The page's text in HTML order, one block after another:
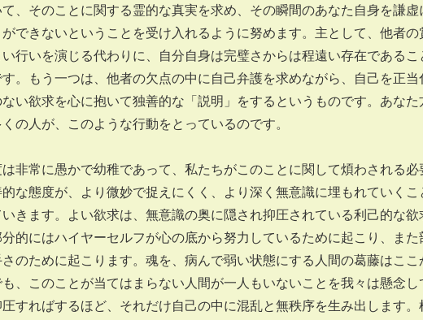
、そのことに関する霊的な真実を求め、その瞬間のあなた自身を謙
できないということを受け入れるように努めます。主として、他者
行いを演じる代わりに、自分自身は完璧さからは程遠い存在である
。もう一つは、他者の欠点の中に自己弁護を求めながら、自己を正
い欲求を心に抱いて独善的な「説明」をするというものです。あな
の人が、このような行動をとっているのです。
非常に愚かで幼稚であって、私たちがこのことに関して煩わされる必
な態度が、より微妙で捉えにくく、より深く無意識に埋もれていく
きます。よい欲求は、無意識の奥に隠され抑圧されている利己的な
的にはハイヤーセルフが心の底から努力しているために起こり、ま
のために起こります。魂を、病んで弱い状態にする人間の葛藤はここ
、このことが当てはまらない人間が一人もいないことを我々は懸念し
すればするほど、それだけ自己の中に混乱と無秩序を生み出します